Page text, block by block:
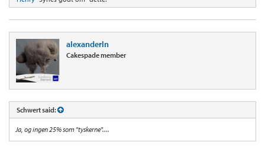
alexanderln
Cakespade member
Schwert said:
Ja, og ingen 25% som "tyskerne"....